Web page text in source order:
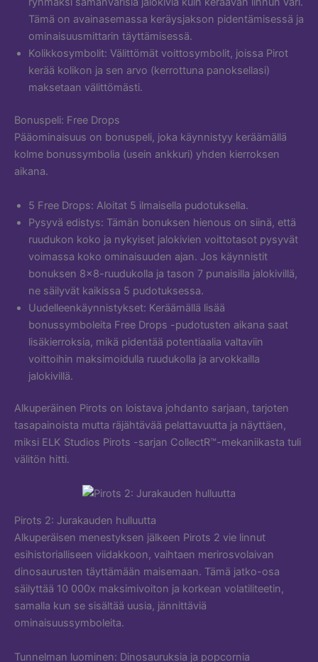
Tämä on avainasemassa keräysjakson pidentämisessä ja
ominaisuusmittarin täyttämisessä.
Kolikkosymbolit: Välittömät voittosymbolit, joissa Pirot
kerää kolikon ja sen arvo (kerrottuna panoksellasi)
maksetaan välittömästi.
Bonuspeli: Free Drops
Pääominaisuus on bonuspeli, joka käynnistyy keräämällä
kolme bonussymbolia (usein ankkuri) yhden kierroksen
aikana.
5 Free Drops: Aloitat 5 ilmaisella pudotuksella.
Pysyvä edistys: Tämän bonuksen hienous on siinä, että
ruudukon koko ja nykyiset jalokivien voittotasot pysyvät
voimassa koko ominaisuuden ajan. Jos käynnistit
bonuksen 8×8-ruudukolla ja tason 7 punaisilla jalokivillä,
ne säilyvät kaikissa 5 pudotuksessa.
Uudelleenkäynnistykset: Keräämällä lisää
bonussymboleita Free Drops -pudotusten aikana saat
lisäkierroksia, mikä pidentää potentiaalia valtaviin
voittoihin maksimoidulla ruudukolla ja arvokkailla
jalokivillä.
Alkuperäinen Pirots on loistava johdanto sarjaan, tarjoten
tasapainoista mutta räjähtävää pelattavuutta ja näyttäen,
miksi ELK Studios Pirots -sarjan CollectR™-mekaniikasta tuli
välitön hitti.
Pirots 2: Jurakauden hulluutta
Alkuperäisen menestyksen jälkeen Pirots 2 vie linnut
esihistorialliseen viidakkoon, vaihtaen merirosvolaivan
dinosaurusten täyttämään maisemaan. Tämä jatko-osa
säilyttää 10 000x maksimivoiton ja korkean volatiliteetin,
samalla kun se sisältää uusia, jännittäviä
ominaisuussymboleita.
Tunnelman luominen: Dinosauruksia ja popcornia